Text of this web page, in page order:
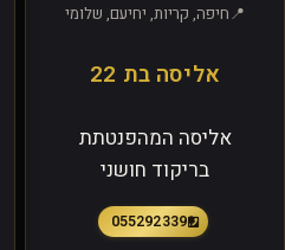
חיפה, קריות, יחיעם, שלומי
אליסה בת 22
אליסה המהפנטתת
בריקוד חושני
0552923391